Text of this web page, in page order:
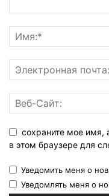
сохраните мое имя,
в этом браузере для
Уведомить меня о
Уведомлять меня о